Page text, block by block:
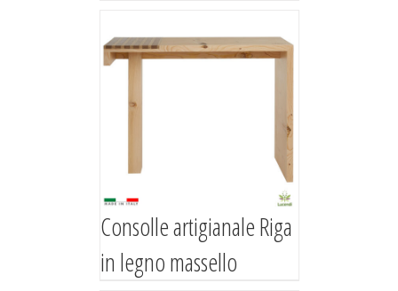
Consolle artigianale Riga
in legno massello